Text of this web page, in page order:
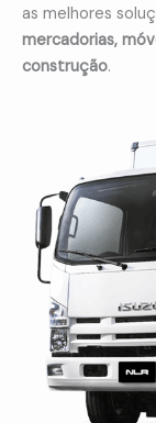
as melhores
mercadorias,
construção.